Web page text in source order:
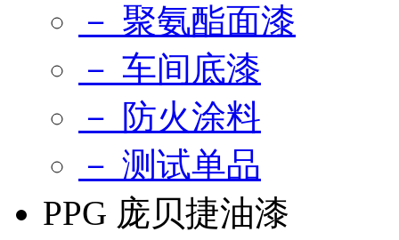
－ 聚氨酯面漆
－ 车间底漆
－ 防火涂料
－ 测试单品
PPG 庞贝捷油漆